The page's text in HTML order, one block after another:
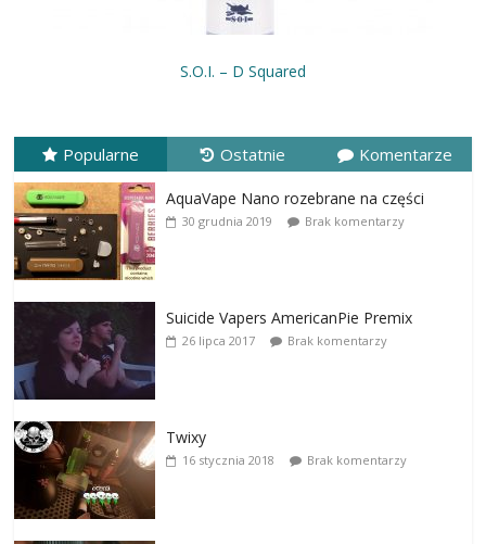
S.O.I. – D Squared
Popularne Ostatnie Komentarze
AquaVape Nano rozebrane na części
30 grudnia 2019 Brak komentarzy
Suicide Vapers AmericanPie Premix
26 lipca 2017 Brak komentarzy
Twixy
16 stycznia 2018 Brak komentarzy